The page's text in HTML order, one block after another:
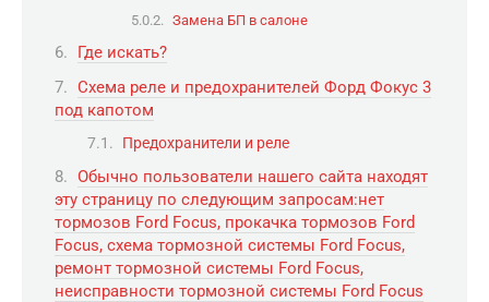
Замена БП в салоне
Где искать?
Схема реле и предохранителей Форд Фокус 3
под капотом
Предохранители и реле
Обычно пользователи нашего сайта находят
эту страницу по следующим запросам:нет
тормозов Ford Focus, прокачка тормозов Ford
Focus, схема тормозной системы Ford Focus,
ремонт тормозной системы Ford Focus,
неисправности тормозной системы Ford Focus